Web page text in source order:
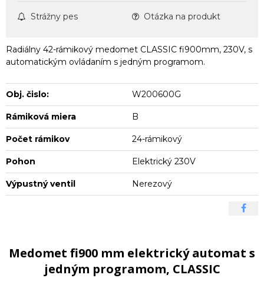
Strážny pes Otázka na produkt
Radiálny 42-rámikový medomet CLASSIC fi900mm, 230V, s
automatickým ovládaním s jedným programom.
Obj. čislo: W200600G
Rámiková miera B
Počet rámikov 24-rámikový
Pohon Elektrický 230V
Výpustný ventil Nerezový
Medomet fi900 mm elektrický automat s
jedným programom, CLASSIC